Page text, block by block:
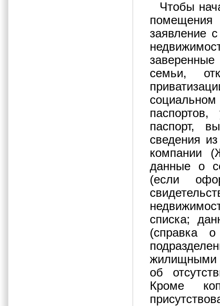
Чтобы
заявление
семьи,
паспорт,
сведения
компании
данные о
(если
списка;
(справка о
жилищными
об
Кроме